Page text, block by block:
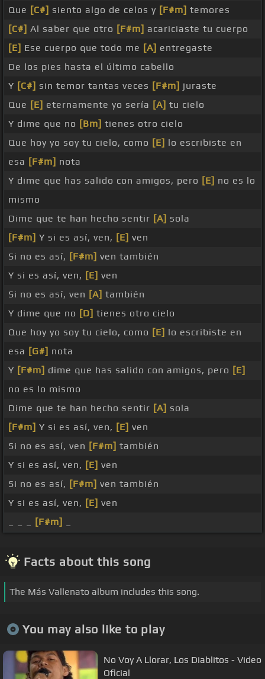
Que [C#] siento algo de celos y [F#m] temores
[C#] Al saber que otro [F#m] acariciaste tu cuerpo
[E] Ese cuerpo que todo me [A] entregaste
De los pies hasta el último cabello
Y [C#] sin temor tantas veces [F#m] juraste
Que [E] eternamente yo sería [A] tu cielo
Y dime que no [Bm] tienes otro cielo
Que hoy yo soy tu cielo, como [E] lo escribiste en
esa [F#m] nota
Y dime que has salido con amigos, pero [E] no es lo
mismo
Dime que te han hecho sentir [A] sola
[F#m] Y si es así, ven, [E] ven
Si no es así, [F#m] ven también
Y si es así, ven, [E] ven
Si no es así, ven [A] también
Y dime que no [D] tienes otro cielo
Que hoy yo soy tu cielo, como [E] lo escribiste en
esa [G#] nota
Y [F#m] dime que has salido con amigos, pero [E]
no es lo mismo
Dime que te han hecho sentir [A] sola
[F#m] Y si es así, ven, [E] ven
Si no es así, ven [F#m] también
Y si es así, ven, [E] ven
Si no es así, [F#m] ven también
Y si es así, ven, [E] ven
[F#m]
Facts about this song
The Más Vallenato album includes this song.
You may also like to play
No Voy A Llorar, Los Diablitos - Video
Oficial